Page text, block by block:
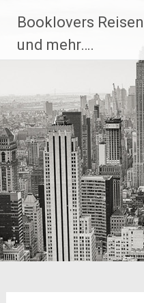
Inhalt
springen
Booklovers Reisen
und mehr….